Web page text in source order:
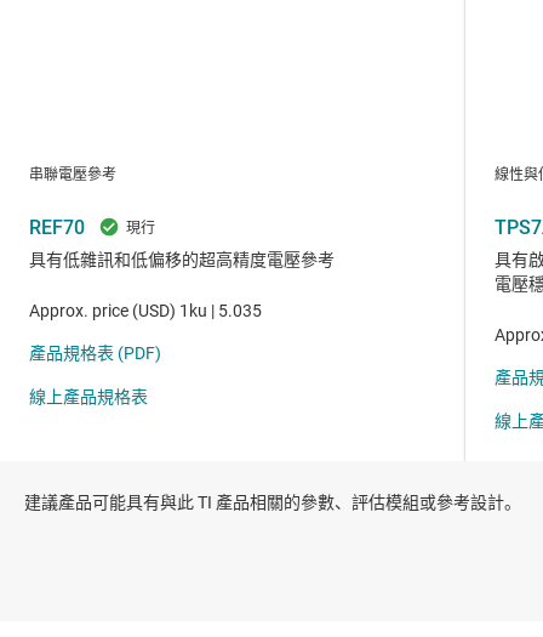
建議產品可能具有與此 TI 產品相關的參數、評估模組或參考設計。